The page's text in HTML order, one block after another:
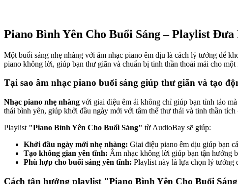
Piano Bình Yên Cho Buổi Sáng – Playlist
Một buổi sáng nhẹ nhàng với âm nhạc piano êm dịu là cách lý tưởng để
piano không lời, giúp bạn thư giãn và chuẩn bị tinh thần thoải mái cho một
Tại sao âm nhạc piano buổi sáng giúp thư giãn và tạo
Nhạc piano nhẹ nhàng với giai điệu êm ái không chỉ giúp bạn tỉnh táo
thái bình yên, giúp khởi đầu ngày mới với tâm thế thư thái và tinh thần tích
Playlist "Piano Bình Yên Cho Buổi Sáng" từ AudioBay sẽ giúp:
Khởi đầu ngày mới nhẹ nhàng: Giai điệu piano êm dịu giúp bạn
Tạo không gian yên tĩnh: Âm nhạc không lời giúp bạn tận hưởng
Phù hợp cho buổi sáng yên tĩnh: Playlist này là lựa chọn lý tưởng
Cách tận hưởng playlist "Piano Bình Yên Cho Buổi